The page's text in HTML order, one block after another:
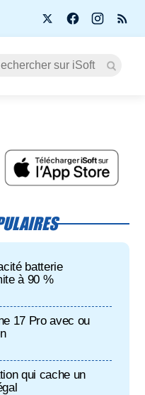
batterie
à 90 %
17 Pro avec ou
qui cache un